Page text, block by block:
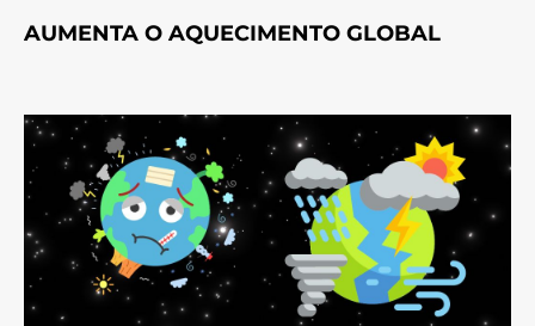
AUMENTA O AQUECIMENTO GLOBAL